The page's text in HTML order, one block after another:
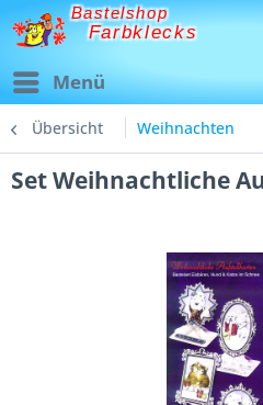
Bastelshop
Farbklecks
Menü
Übersicht Weihnachten
Set Weihnachtliche